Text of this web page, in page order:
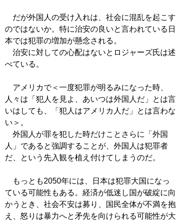
だが外国人の受け入れは、社会に混乱を起こす
のではないか。特に治安の良いと言われている日
本では犯罪の増加が懸念される。
治安に対しての心配はないとロジャーズ氏は述
べている。
アメリカで＜一度犯罪が明るみになった時、
人々は「犯人を見よ、あいつは外国人だ」とは言
いはしても、「犯人はアメリカ人だ」とは言わな
い＞。
外国人が罪を犯した時だけことさらに「外国
人」であると強調することが、外国人は犯罪者
だ、という先入観を植え付けてしまうのだ。
もっとも2050年には、日本は犯罪大国になっ
ている可能性もある。経済が低迷し国が破綻に向
かうとき、社会不安は募り、国民全体が不満を抱
え、怒りは暴力へと矛先を向けられる可能性が大